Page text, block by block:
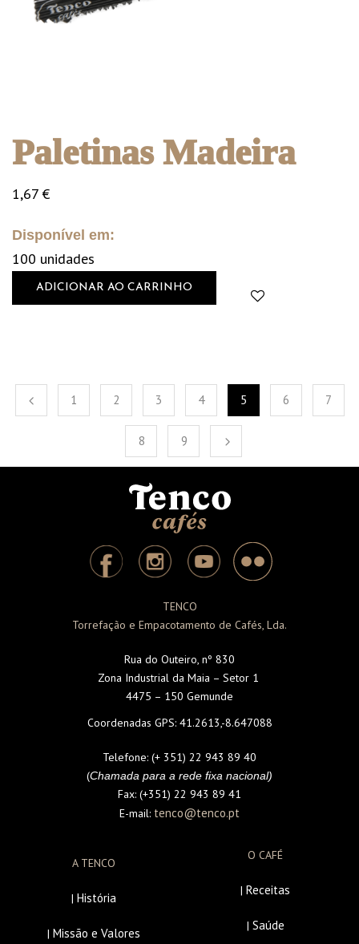
Paletinas Madeira
1,67€
Disponível em:
100 unidades
ADICIONAR AO CARRINHO
1 2 3 4 5 6 7
8 9
TENCO
Torrefação e Empacotamento de Cafés, Lda.
Rua do Outeiro, nº 830
Zona Industrial da Maia – Setor 1
4475 – 150 Gemunde
Coordenadas GPS:41.2613,-8.647088
Telefone: (+ 351) 22 943 89 40
(Chamada para a rede fixa nacional)
Fax: (+351) 22 943 89 41
E-mail: tenco@tenco.pt
A TENCO
| História
| Missão e Valores
O CAFÉ
| Receitas
| Saúde